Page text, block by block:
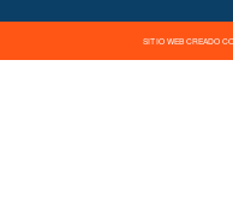
SITIO WEB CREADO